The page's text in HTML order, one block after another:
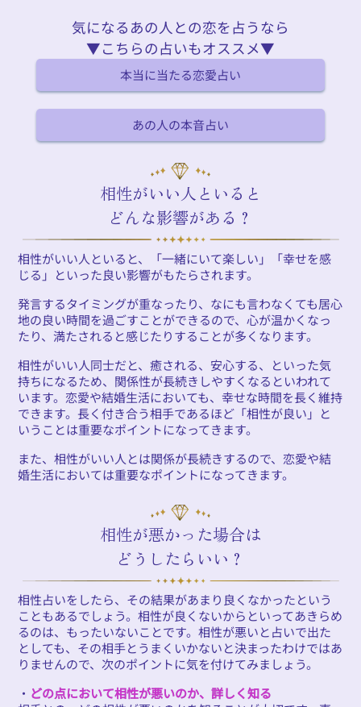
気になるあの人との恋を占うなら
▼こちらの占いもオススメ▼
本当に当たる恋愛占い
あの人の本音占い
相性がいい人といると
どんな影響がある？
相性がいい人といると、「一緒にいて楽しい」「幸せを感
じる」といった良い影響がもたらされます。
発言するタイミングが重なったり、なにも言わなくても居心
地の良い時間を過ごすことができるので、心が温かくなっ
たり、満たされると感じたりすることが多くなります。
相性がいい人同士だと、癒される、安心する、といった気
持ちになるため、関係性が長続きしやすくなるといわれて
います。恋愛や結婚生活においても、幸せな時間を長く維持
できます。長く付き合う相手であるほど「相性が良い」と
いうことは重要なポイントになってきます。
また、相性がいい人とは関係が長続きするので、恋愛や結
婚生活においては重要なポイントになってきます。
相性が悪かった場合は
どうしたらいい？
相性占いをしたら、その結果があまり良くなかったという
こともあるでしょう。相性が良くないからといってあきらめ
るのは、もったいないことです。相性が悪いと占いで出た
としても、その相手とうまくいかないと決まったわけではあ
りませんので、次のポイントに気を付けてみましょう。
・ どの点において相性が悪いのか、詳しく知る